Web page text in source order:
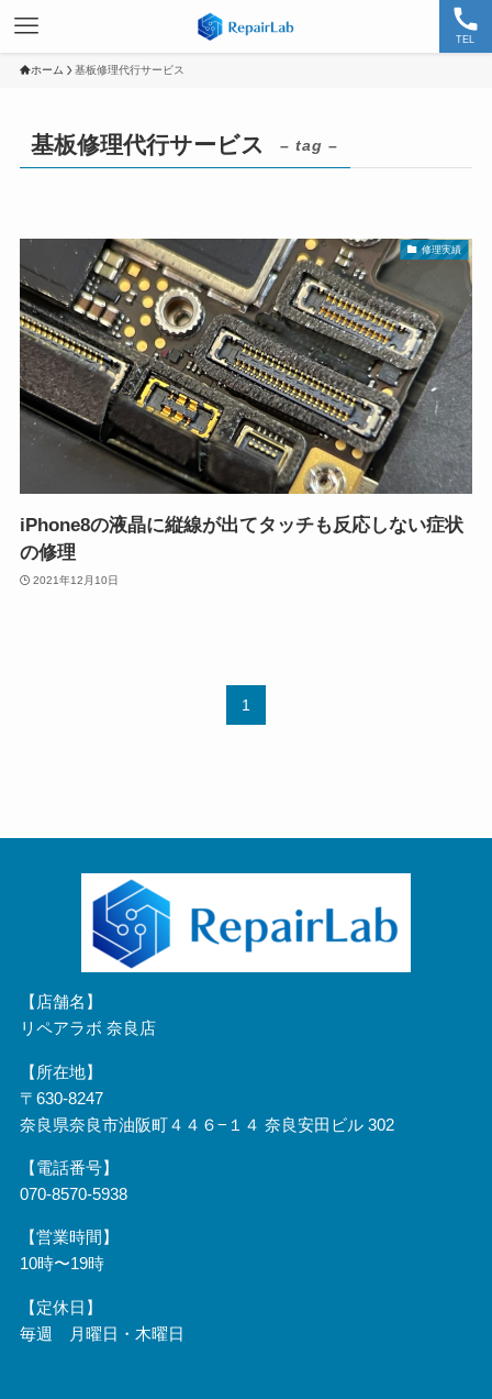
TEL
ホーム 基板修理代行サービス
基板修理代行サービス – tag –
修理実績
iPhone8の液晶に縦線が出てタッチも反応しない症状
の修理
2021年12月10日
1
【店舗名】
リペアラボ 奈良店
【所在地】
〒630-8247
奈良県奈良市油阪町４４６−１４ 奈良安田ビル 302
【電話番号】
070-8570-5938
【営業時間】
10時〜19時
【定休日】
毎週 月曜日・木曜日